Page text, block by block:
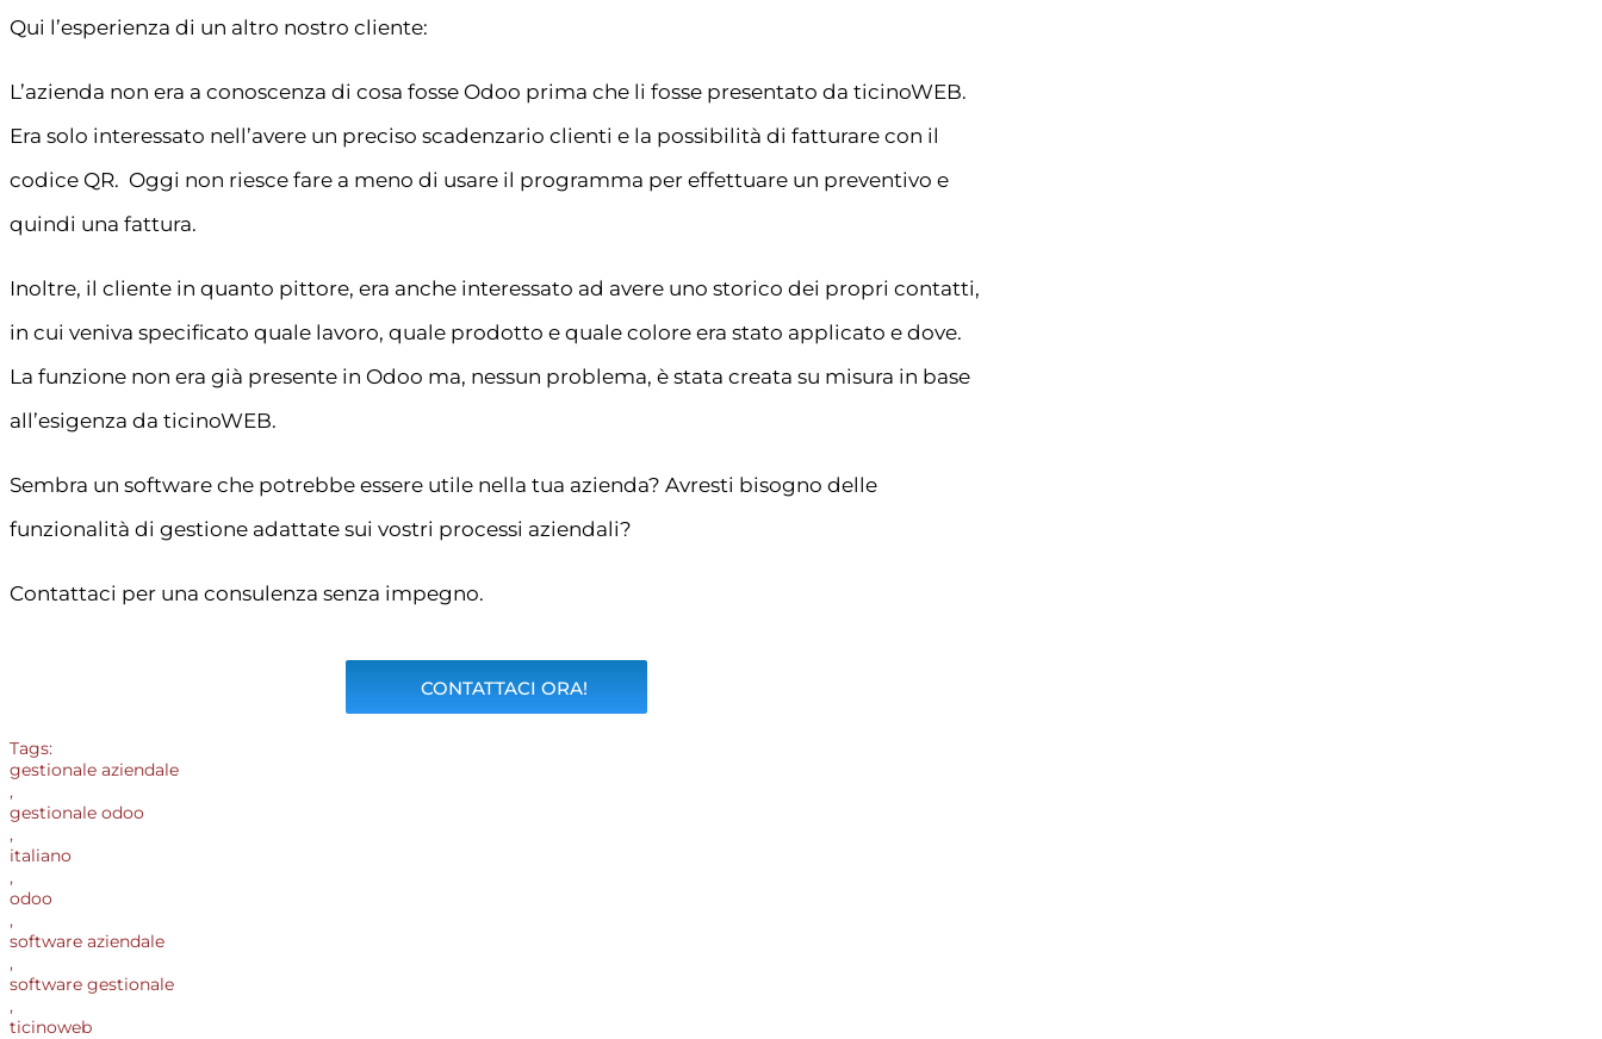
Qui l’esperienza di un altro nostro cliente:
L’azienda non era a conoscenza di cosa fosse Odoo prima che li fosse presentato da ticinoWEB.
Era solo interessato nell’avere un preciso scadenzario clienti e la possibilità di fatturare con il
codice QR. Oggi non riesce fare a meno di usare il programma per effettuare un preventivo e
quindi una fattura.
Inoltre, il cliente in quanto pittore, era anche interessato ad avere uno storico dei propri contatti,
in cui veniva specificato quale lavoro, quale prodotto e quale colore era stato applicato e dove.
La funzione non era già presente in Odoo ma, nessun problema, è stata creata su misura in base
all’esigenza da ticinoWEB.
Sembra un software che potrebbe essere utile nella tua azienda? Avresti bisogno delle
funzionalità di gestione adattate sui vostri processi aziendali?
Contattaci per una consulenza senza impegno.
CONTATTACI ORA!
Tags:
gestionale aziendale
,
gestionale odoo
,
italiano
,
odoo
,
software aziendale
,
software gestionale
,
ticinoweb